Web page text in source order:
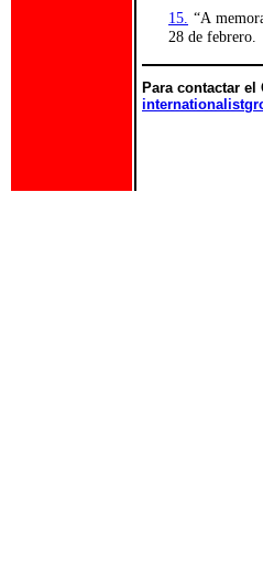
15. “A
28 de febrero.
Para contactar